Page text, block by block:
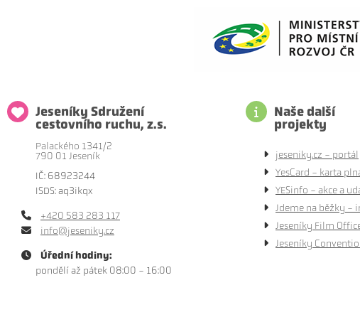
Jeseníky Sdružení
cestovního ruchu, z.s.
Palackého 1341/2
790 01 Jeseník
IČ: 68923244
ISDS: aq3ikqx
+420 583 283 117
info@jeseniky.cz
Úřední hodiny:
pondělí až pátek 08:00 - 16:00
Naše další
projekty
jeseniky.cz - portál
YesCard - karta
YESinfo - akce a
Jdeme na běžky -
Jeseníky Film
Jeseníky